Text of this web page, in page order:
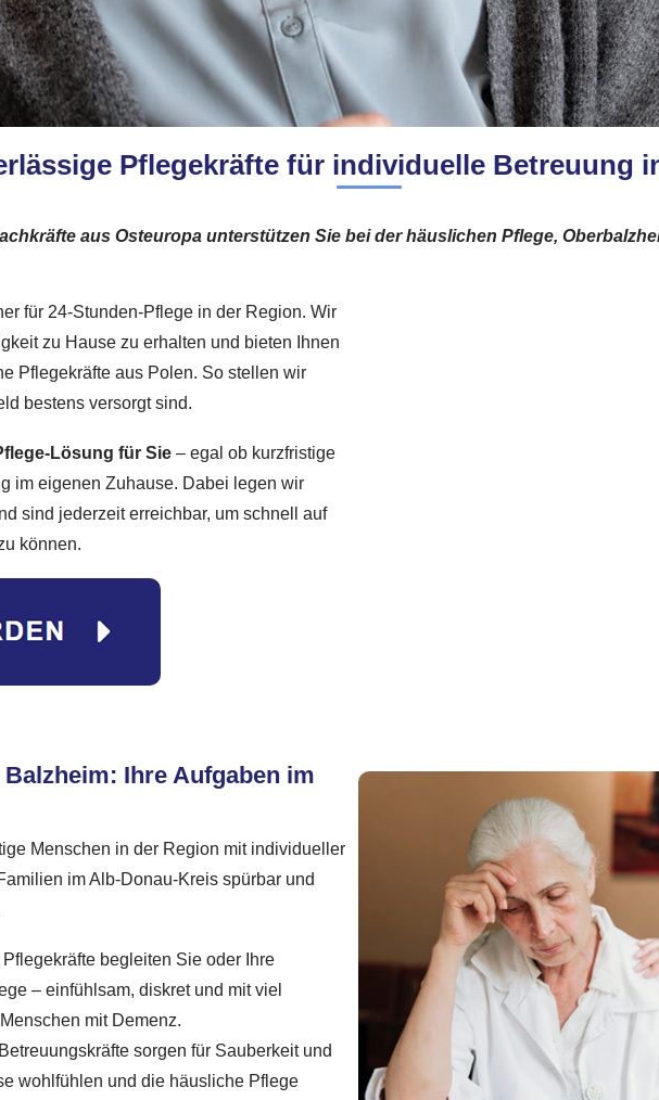
Pflegekräfte für individuelle Betreuung
aus Osteuropa unterstützen Sie bei der häuslichen Pflege,
für 24-Stunden-Pflege in der Region. Wir
zu Hause zu erhalten und bieten Ihnen
Pflegekräfte aus Polen. So stellen wir
bestens versorgt sind.
Lösung für Sie – egal ob kurzfristige
im eigenen Zuhause. Dabei legen wir
sind jederzeit erreichbar, um schnell auf
können.
Ihre Aufgaben im
Menschen in der Region mit individueller
im Alb-Donau-Kreis spürbar und
begleiten Sie oder Ihre
– einfühlsam, diskret und mit viel
mit Demenz.
sorgen für Sauberkeit und
wohlfühlen und die häusliche Pflege